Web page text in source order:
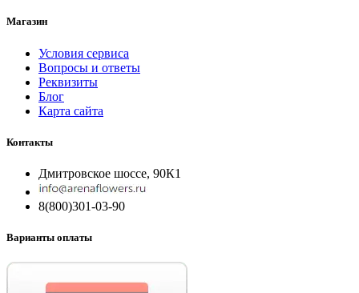
Магазин
Условия сервиса
Вопросы и ответы
Реквизиты
Блог
Карта сайта
Контакты
Дмитровское шоссе, 90К1
8(800)301-03-90
Варианты оплаты